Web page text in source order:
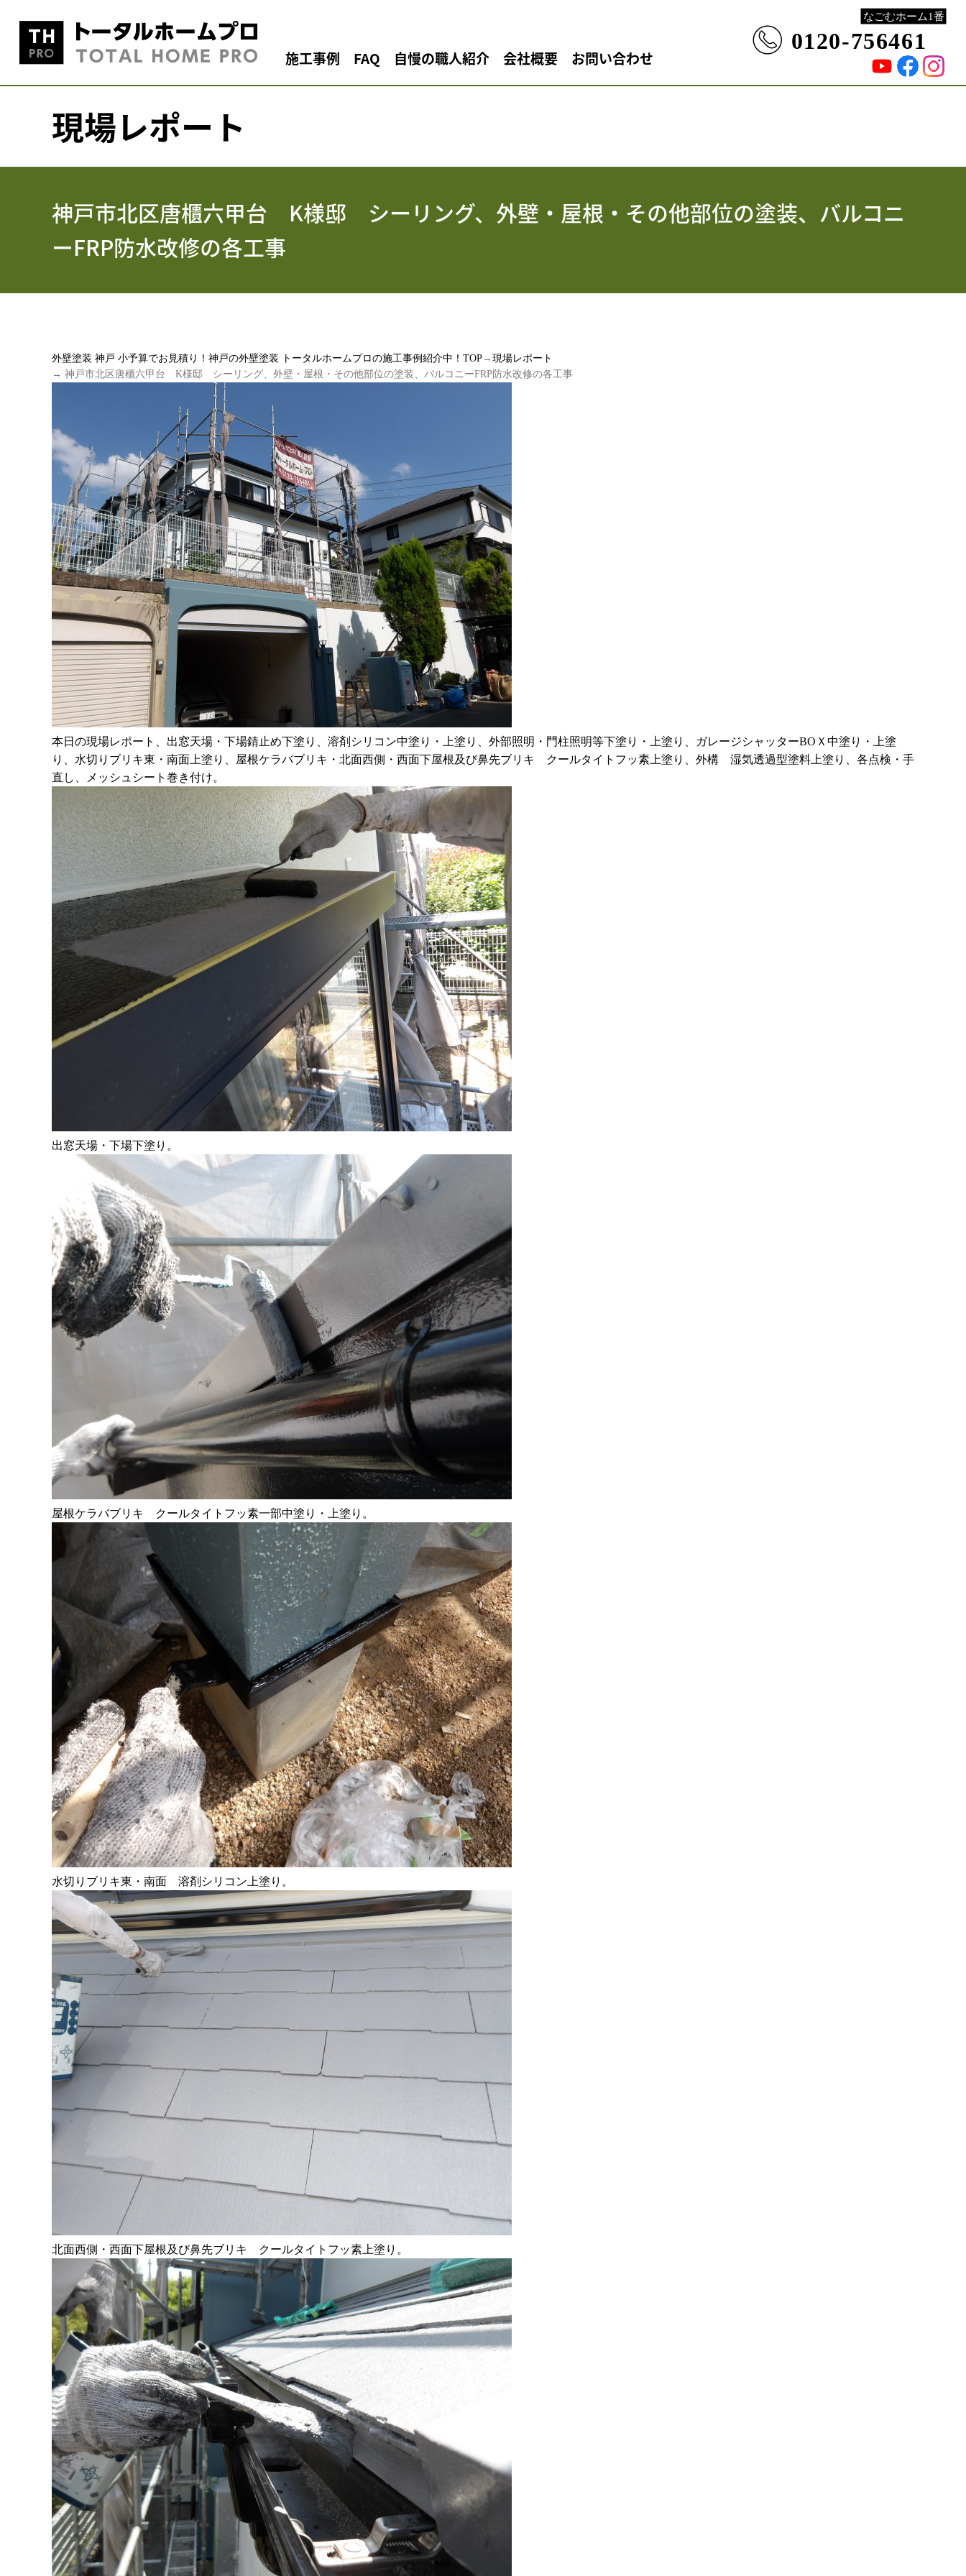
施工事例 FAQ 自慢の職人紹介 会社概要 お問い合わせ
現場レポート
神戸市北区唐櫃六甲台 K様邸 シーリング、外壁・屋根・その他部位の塗装、バルコニ
ーFRP防水改修の各工事
外壁塗装 神戸 小予算でお見積り！神戸の外壁塗装 トータルホームプロの施工事例紹介中！TOP → 現場レポート
→ 神戸市北区唐櫃六甲台 K様邸 シーリング、外壁・屋根・その他部位の塗装、バルコニーFRP防水改修の各工事
本日の現場レポート、出窓天場・下場錆止め下塗り、溶剤シリコン中塗り・上塗り、外部照明・門柱照明等下塗り・上塗り、ガレージシャッターBOＸ中塗り・上塗
り、水切りブリキ東・南面上塗り、屋根ケラバブリキ・北面西側・西面下屋根及び鼻先ブリキ クールタイトフッ素上塗り、外構 湿気透過型塗料上塗り、各点検・手
直し、メッシュシート巻き付け。
出窓天場・下場下塗り。
屋根ケラバブリキ クールタイトフッ素一部中塗り・上塗り。
水切りブリキ東・南面 溶剤シリコン上塗り。
北面西側・西面下屋根及び鼻先ブリキ クールタイトフッ素上塗り。